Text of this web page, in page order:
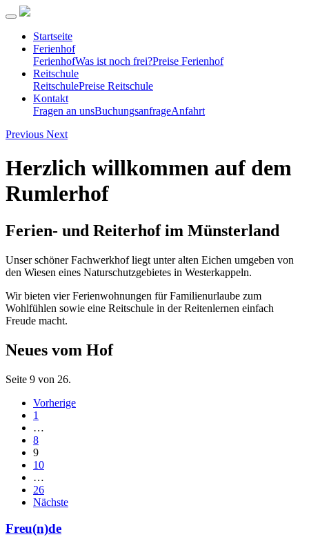
Startseite
Ferienhof
FerienhofWas ist noch frei?Preise Ferienhof
Reitschule
ReitschulePreise Reitschule
Kontakt
Fragen an unsBuchungsanfrageAnfahrt
Previous Next
Herzlich willkommen auf dem
Rumlerhof
Ferien- und Reiterhof im Münsterland
Unser schöner Fachwerkhof liegt unter alten Eichen umgeben von
den Wiesen eines Naturschutzgebietes in Westerkappeln.
Wir bieten vier Ferienwohnungen für Familienurlaube zum
Wohlfühlen sowie eine Reitschule in der Reitenlernen einfach
Freude macht.
Neues vom Hof
Seite 9 von 26.
Vorherige
1
…
8
9
10
…
26
Nächste
Freu(n)de